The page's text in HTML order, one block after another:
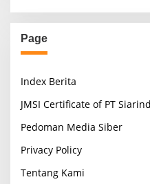
Page
Index Berita
JMSI Certificate of PT
Pedoman Media Siber
Privacy Policy
Tentang Kami